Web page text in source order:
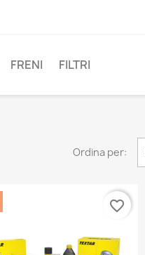
FRENI FILTRI
Ordina per:
favorite_border